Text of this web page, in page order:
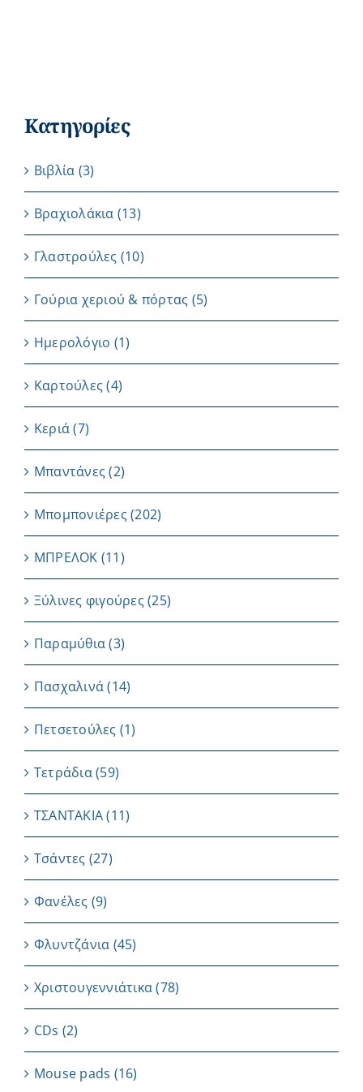
Κατηγορίες
Βιβλία (3)
Βραχιολάκια (13)
Γλαστρούλες (10)
Γούρια χεριού & πόρτας (5)
Ημερολόγιο (1)
Καρτούλες (4)
Κεριά (7)
Μπαντάνες (2)
Μπομπονιέρες(202)
ΜΠΡΕΛΟΚ (11)
Ξύλινες φιγούρες(25)
Παραμύθια (3)
Πασχαλινά (14)
Πετσετούλες (1)
Τετράδια(59)
ΤΣΑΝΤΑΚΙΑ (11)
Τσάντες (27)
Φανέλες (9)
Φλυντζάνια (45)
Χριστουγεννιάτικα(78)
CDs (2)
Μouse pads (16)